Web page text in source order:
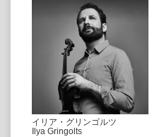
イリア・グリンゴルツ
Ilya Gringolts